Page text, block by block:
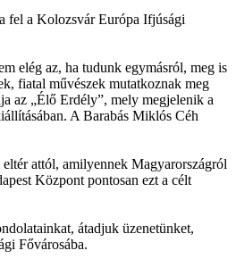
fel a Kolozsvár Európa Ifjúsági
elég az, ha tudunk egymásról, meg is
fiatal művészek mutatkoznak meg
az „Élő Erdély”, mely megjelenik a
A Barabás Miklós Céh
attól, amilyennek Magyarországról
Központ pontosan ezt a célt
átadjuk üzenetünket,
Fővárosába.